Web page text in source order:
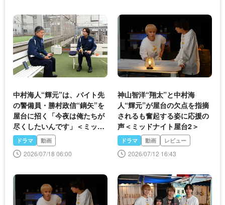
中村海人“輝元”は、バイト先
の警備員・勝村政信“鏑矢”を
屋台に招く「今夜は俺たちが
尽くしたいんです」＜ミッド
ナイト屋台2＞
ドラマ 動画
2026/07/18 06:00
神山智洋“翔太”と中村海
人“輝元”が屋台の欠点を指摘
されるも奮起する姿に応援の
声＜ミッドナイト屋台2＞
ドラマ 動画 レビュー
2026/07/12 16:43